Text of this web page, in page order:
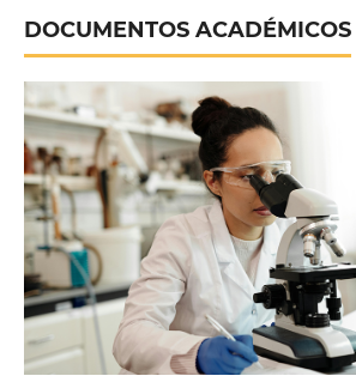
DOCUMENTOS ACADÉMICOS